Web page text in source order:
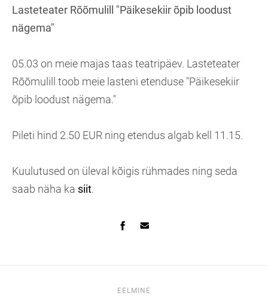
Lasteteater Rõõmulill "Päikesekiir õpib loodust
nägema"
05.03 on meie majas taas teatripäev. Lasteteater
Rõõmulill toob meie lasteni etenduse "Päikesekiir
õpib loodust nägema."
Pileti hind 2.50 EUR ning etendus algab kell 11.15.
Kuulutused on üleval kõigis rühmades ning seda
saab näha ka siit.
EELMINE